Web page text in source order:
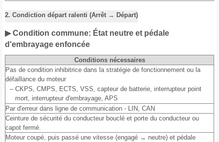
2. Condiction départ ralenti (Arrêt → Départ)
▶ Condition commune: État neutre et pédale
d'embrayage enfoncée
Conditions nécessaires
Pas de condition inhibitrice dans la stratégie de fonctionnement ou la
défaillance du moteur
– CKPS, CMPS, ECTS, VSS, capteur de batterie, interrupteur point
mort, interrupteur d'embrayage, APS
Par d'erreur dans ligne de communication - LIN, CAN
Ceinture de sécurité du conducteur bouclé et porte du conducteur ou
capot fermé.
Moteur coupé, puis passé une vitesse (engagé → neutre) et pédale